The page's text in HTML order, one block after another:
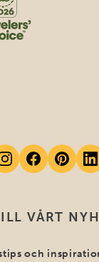
VÅRT
och